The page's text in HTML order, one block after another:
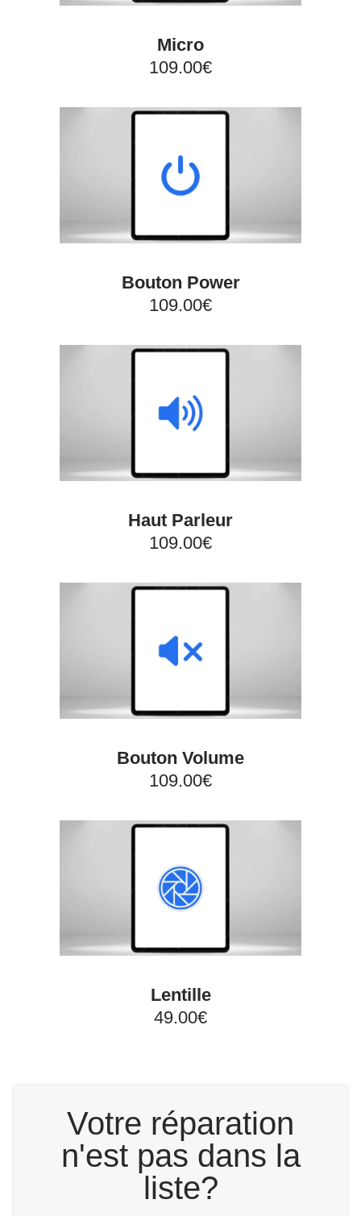
Micro
109.00€
Bouton Power
109.00€
Haut Parleur
109.00€
Bouton Volume
109.00€
Lentille
49.00€
Votre réparation
n'est pas dans la
liste?